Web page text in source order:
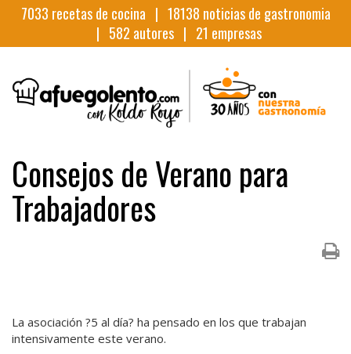
7033 recetas de cocina | 18138 noticias de gastronomia
| 582 autores | 21 empresas
Consejos de Verano para
Trabajadores
La asociación ?5 al día? ha pensado en los que trabajan
intensivamente este verano.